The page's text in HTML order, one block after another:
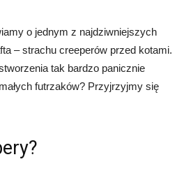
o jednym z najdziwniejszych
– strachu creeperów przed kotami.
tak bardzo panicznie
futrzaków? Przyjrzyjmy się